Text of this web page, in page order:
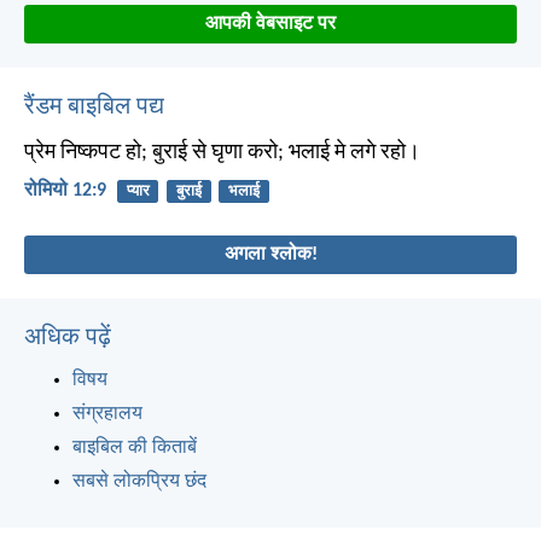
आपकी वेबसाइट पर
रैंडम बाइबिल पद्य
प्रेम निष्कपट हो; बुराई से घृणा करो; भलाई मे लगे रहो।
रोमियो 12:9 प्यार बुराई भलाई
अगला श्लोक!
अधिक पढ़ें
विषय
संग्रहालय
बाइबिल की किताबें
सबसे लोकप्रिय छंद